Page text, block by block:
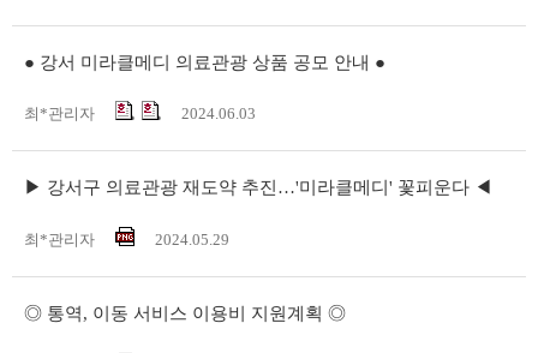
● 강서 미라클메디 의료관광 상품 공모 안내 ●
최*관리자 2024.06.03
▶ 강서구 의료관광 재도약 추진…'미라클메디' 꽃피운다 ◀
최*관리자 2024.05.29
◎ 통역, 이동 서비스 이용비 지원계획 ◎